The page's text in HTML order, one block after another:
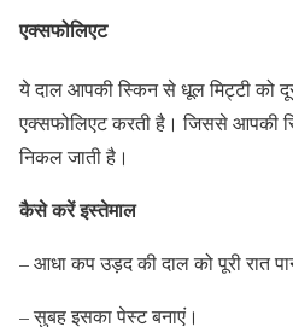
एक्सफोलिएट
ये दाल आपकी स्किन से धूल मिट्टी को
एक्सफोलिएट करती है। जिससे आपकी
निकल जाती है।
कैसे करें इस्तेमाल
– आधा कप उड़द की दाल को पूरी रात
– सुबह इसका पेस्ट बनाएं।